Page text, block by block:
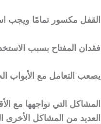
القفل مكسور تمامًا ويجب
فقدان المفتاح بسبب
يصعب التعامل مع الأبواب
المشاكل التي نواجهها مع
العديد من المشاكل الأخرى